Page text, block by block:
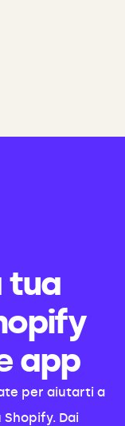
tua
app
per aiutarti a
Dai